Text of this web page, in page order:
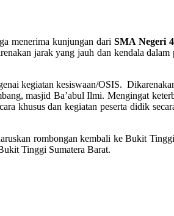
menerima kunjungan dari SMA Negeri
jarak yang jauh dan kendala
kegiatan kesiswaan/OSIS.
masjid Ba’abul Ilmi. Mengingat
khusus dan kegiatan peserta didik
rombongan kembali ke Bukit
Tinggi Sumatera Barat.